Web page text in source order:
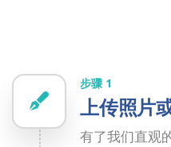
步骤 1
上传照片
有了我们直观